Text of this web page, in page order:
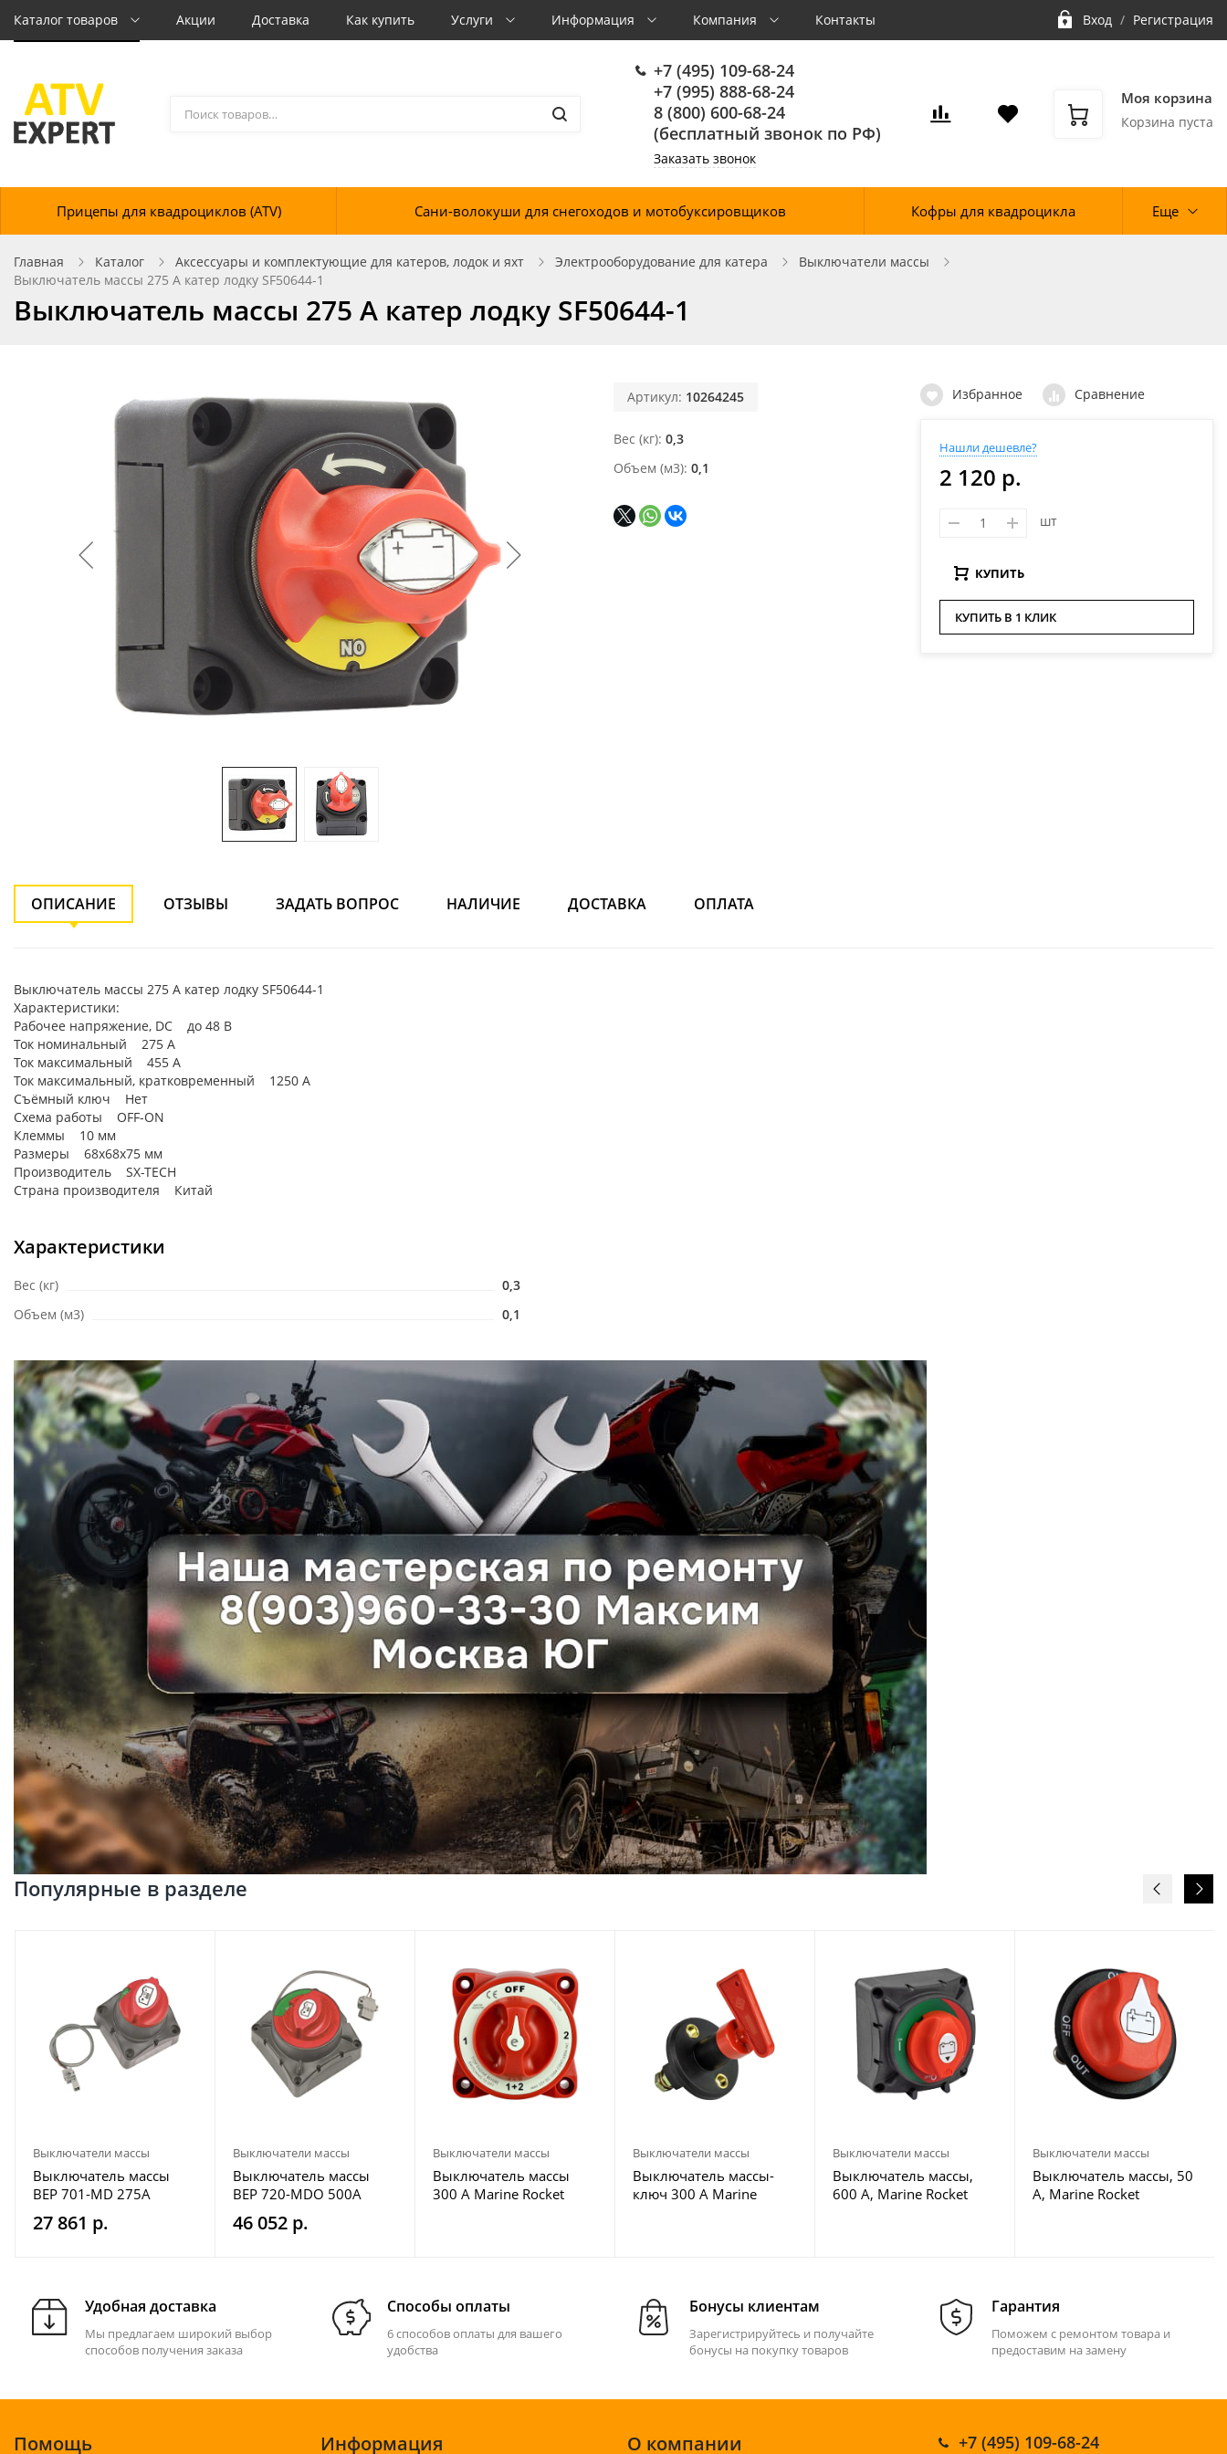
Каталог товаров Акции Доставка Как купить Услуги Информация Компания Контакты Вход / Регистрация
+7 (495) 109-68-24
+7 (995) 888-68-24
8 (800) 600-68-24
(бесплатный звонок по РФ)
Заказать звонок
Моя корзина
Корзина пуста
Прицепы для квадроциклов (ATV) Сани-волокуши для снегоходов и мотобуксировщиков Кофры для квадроцикла Еще
Главная Каталог Аксессуары и комплектующие для катеров, лодок и яхт Электрооборудование для катера
Выключатели массы
Выключатель массы 275 А катер лодку SF50644-1
Выключатель массы 275 А катер лодку SF50644-1
Артикул: 10264245
Вес (кг) 0,3
Объем (м3) 0,1
Избранное Сравнение
Нашли дешевле?
2 120 р.
шт
КУПИТЬ
КУПИТЬ В 1 КЛИК
ОПИСАНИЕ ОТЗЫВЫ ЗАДАТЬ ВОПРОС НАЛИЧИЕ ДОСТАВКА ОПЛАТА
Выключатель массы 275 А катер лодку SF50644-1
Характеристики:
Рабочее напряжение, DC до 48 В
Ток номинальный 275 А
Ток максимальный 455 А
Ток максимальный, кратковременный 1250 А
Съёмный ключ Нет
Схема работы OFF-ON
Клеммы 10 мм
Размеры 68х68х75 мм
Производитель SX-TECH
Страна производителя Китай
Характеристики
Вес (кг)
0,3
Объем (м3)
0,1
Популярные в разделе
Выключатели массы
Выключатель массы
BEP 701-MD 275A
27 861 р.
Выключатели массы
Выключатель массы
BEP 720-MDO 500A
46 052 р.
Выключатели массы
Выключатель массы
300 А Marine Rocket
Выключатели массы
Выключатель массы-
ключ 300 А Marine
Выключатели массы
Выключатель массы,
600 А, Marine Rocket
Выключатели массы
Выключатель массы, 50
А, Marine Rocket
Удобная доставка
Мы предлагаем широкий выбор
способов получения заказа
Способы оплаты
6 способов оплаты для вашего
удобства
Бонусы клиентам
Зарегистрируйтесь и получайте
бонусы на покупку товаров
Гарантия
Поможем с ремонтом товара и
предоставим на замену
Помощь Информация О компании +7 (495) 109-68-24